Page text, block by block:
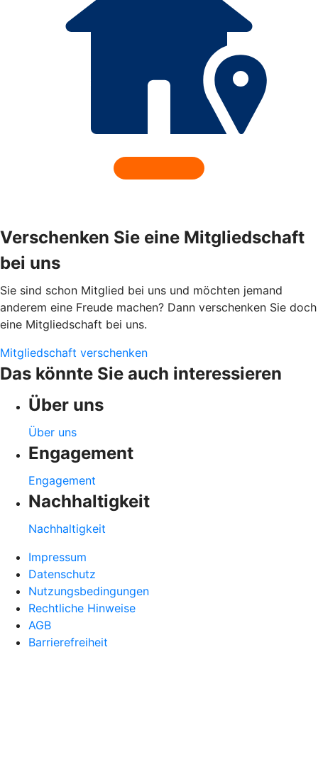
Verschenken Sie eine Mitgliedschaft
bei uns
Sie sind schon Mitglied bei uns und möchten jemand
anderem eine Freude machen? Dann verschenken Sie doch
eine Mitgliedschaft bei uns.
Mitgliedschaft verschenken
Das könnte Sie auch interessieren
Über uns
Über uns
Engagement
Engagement
Nachhaltigkeit
Nachhaltigkeit
Impressum
Datenschutz
Nutzungsbedingungen
Rechtliche Hinweise
AGB
Barrierefreiheit